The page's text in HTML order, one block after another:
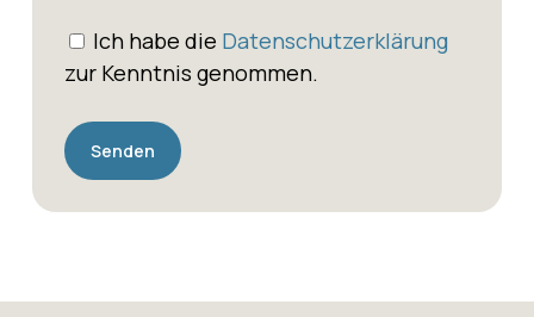
Ich habe die Datenschutzerklärung
zur Kenntnis genommen.